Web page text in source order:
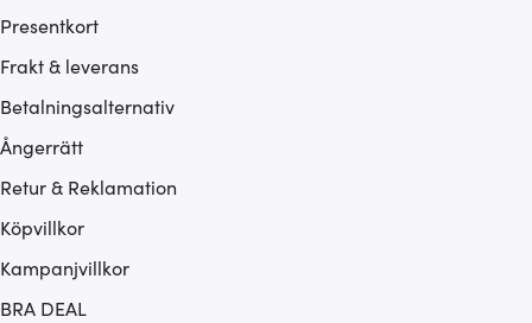
Presentkort
Frakt & leverans
Betalningsalternativ
Ångerrätt
Retur & Reklamation
Köpvillkor
Kampanjvillkor
BRA DEAL